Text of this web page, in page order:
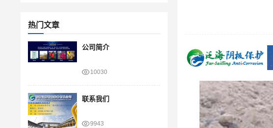
热门文章
公司简介
10030
联系我们
9943